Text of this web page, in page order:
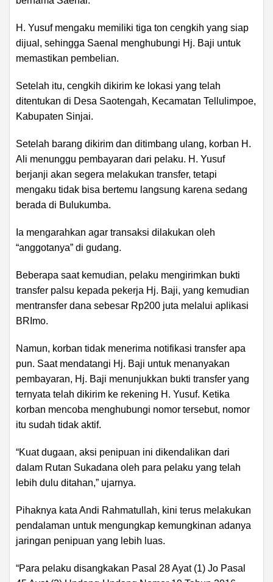
H. Yusuf mengaku memiliki tiga ton cengkih yang siap
dijual, sehingga Saenal menghubungi Hj. Baji untuk
memastikan pembelian.
Setelah itu, cengkih dikirim ke lokasi yang telah
ditentukan di Desa Saotengah, Kecamatan Tellulimpoe,
Kabupaten Sinjai.
Setelah barang dikirim dan ditimbang ulang, korban H.
Ali menunggu pembayaran dari pelaku. H. Yusuf
berjanji akan segera melakukan transfer, tetapi
mengaku tidak bisa bertemu langsung karena sedang
berada di Bulukumba.
Ia mengarahkan agar transaksi dilakukan oleh
“anggotanya” di gudang.
Beberapa saat kemudian, pelaku mengirimkan bukti
transfer palsu kepada pekerja Hj. Baji, yang kemudian
mentransfer dana sebesar Rp200 juta melalui aplikasi
BRImo.
Namun, korban tidak menerima notifikasi transfer apa
pun. Saat mendatangi Hj. Baji untuk menanyakan
pembayaran, Hj. Baji menunjukkan bukti transfer yang
ternyata telah dikirim ke rekening H. Yusuf. Ketika
korban mencoba menghubungi nomor tersebut, nomor
itu sudah tidak aktif.
“Kuat dugaan, aksi penipuan ini dikendalikan dari
dalam Rutan Sukadana oleh para pelaku yang telah
lebih dulu ditahan,” ujarnya.
Pihaknya kata Andi Rahmatullah, kini terus melakukan
pendalaman untuk mengungkap kemungkinan adanya
jaringan penipuan yang lebih luas.
“Para pelaku disangkakan Pasal 28 Ayat (1) Jo Pasal